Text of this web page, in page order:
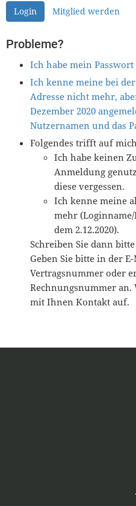
Login Mitglied werden
Probleme?
Ich habe mein Passwort
Ich kenne meine bei
Adresse nicht mehr,
Dezember 2020
Nutzernamen und das
Folgendes trifft auf
Ich habe keinen
Anmeldung
diese vergessen.
Ich kenne meine
mehr
dem 2.12.2020).
Schreiben Sie dann
Geben Sie bitte in der
Vertragsnummer oder
Rechnungsnummer
mit Ihnen Kontakt auf.